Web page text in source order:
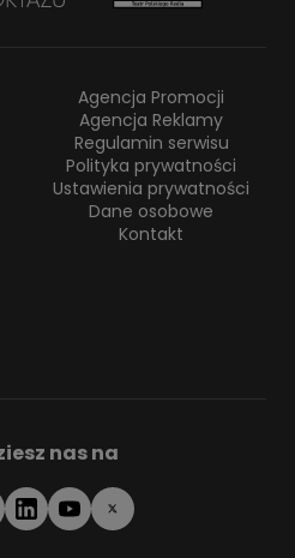
Agencja Promocji
Agencja Reklamy
Regulamin serwisu
Polityka prywatności
Ustawienia prywatności
Dane osobowe
Kontakt
nas na